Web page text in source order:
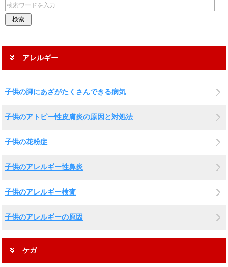
アレルギー
子供の脚にあざがたくさんできる病気
子供のアトピー性皮膚炎の原因と対処法
子供の花粉症
子供のアレルギー性鼻炎
子供のアレルギー検査
子供のアレルギーの原因
ケガ